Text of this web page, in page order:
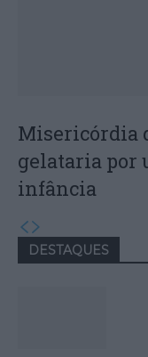
Misericórdia
gelataria por
infância
DESTAQUES